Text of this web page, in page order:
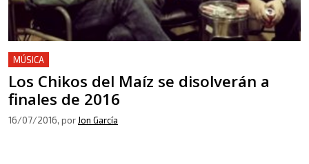
MÚSICA
Los Chikos del Maíz se disolverán a
finales de 2016
16/07/2016, por Jon García